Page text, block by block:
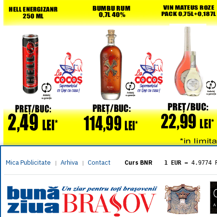
Mica Publicitate | Arhiva | Contact Curs BNR 1 EUR = 4.9774
= 5.8304
1 XAU= 464.4611
1 AED= 1.1933
1 AUD= 2.7957
1 BGN= 2.5449